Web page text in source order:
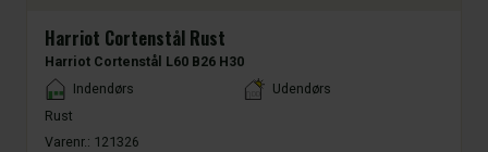
Harriot Cortenstål Rust
Harriot Cortenstål L60 B26 H30
Placement
Indendørs
Udendørs
Rust
Varenr.: 121326